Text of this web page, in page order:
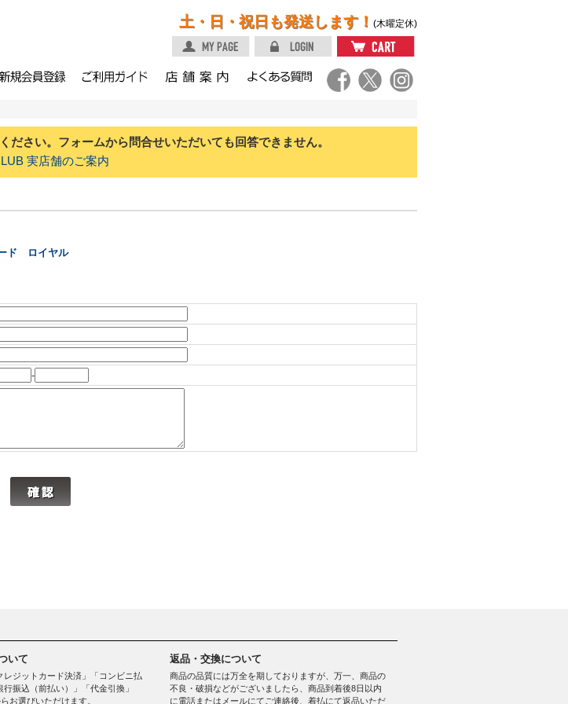
土・日・祝日も発送します！ (木曜定休)
さい。フォームから問合せいただいても回答できません。
実店舗のご案内
ド ロイヤル
-
いて
レジットカード決済」「コンビニ払
振込（前払い）」「代金引換」
お選びいただけます。
返品・交換について
商品の品質には万全を期しておりますが、万一、商品の
不良・破損などがございましたら、商品到着後8日以内
に電話またはメールにてご連絡後、着払にて返品いただ